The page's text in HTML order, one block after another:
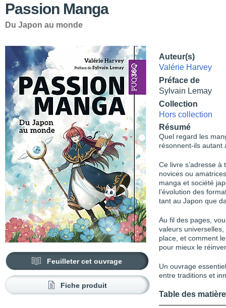
Passion Manga
Du Japon au monde
Feuilleter cet ouvrage
Fiche produit
Auteur(s)
Valérie Harvey
Préface de
Sylvain Lemay
Collection
Hors collection
Résumé
Quel regard les
résonnent-ils autant
Ce livre s’adresse
novices ou
manga et société
l’évolution des
tant au Japon que
Au fil des pages,
valeurs
place, et comment
pour mieux le
Un ouvrage
entre traditions et
Table des